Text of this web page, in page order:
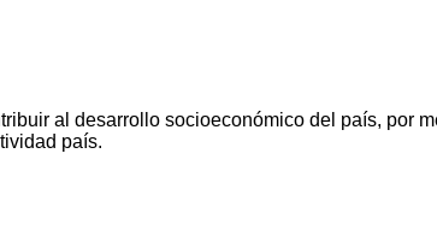
al desarrollo socioeconómico del país, por
país.